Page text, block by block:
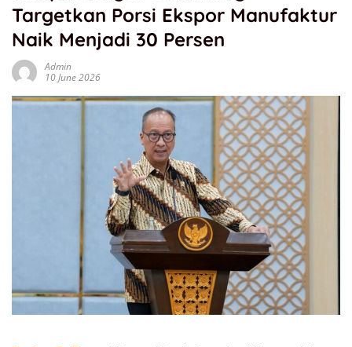
Targetkan Porsi Ekspor Manufaktur
Naik Menjadi 30 Persen
Admin
10 June 2026